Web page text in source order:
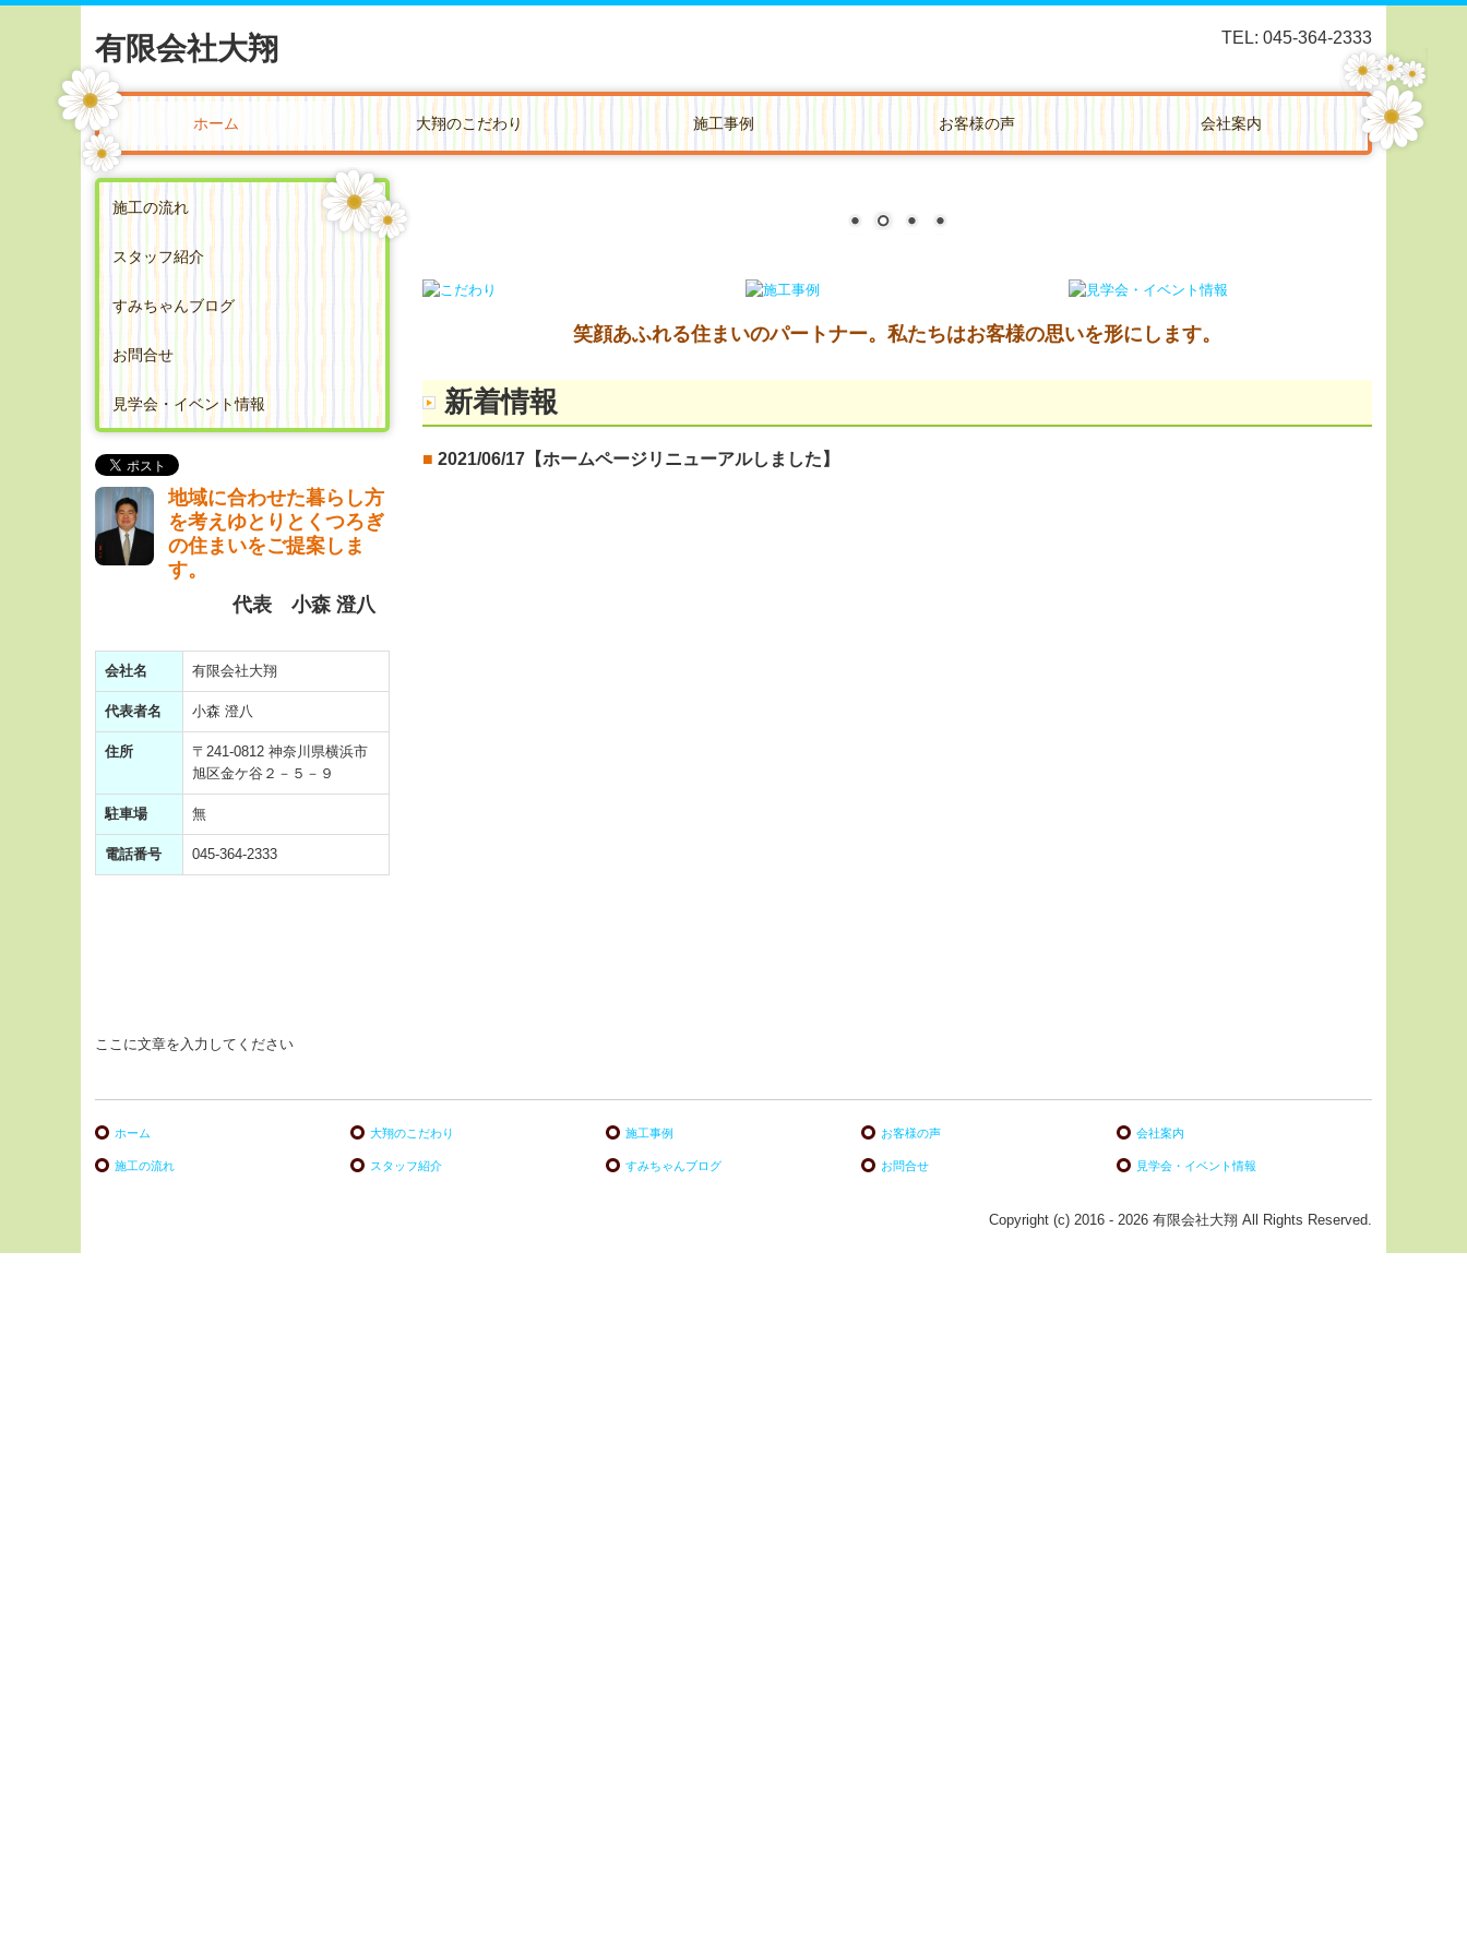
有限会社大翔 TEL: 045-364-2333
ホーム 大翔のこだわり 施工事例 お客様の声 会社案内
施工の流れ
スタッフ紹介
すみちゃんブログ
お問合せ
見学会・イベント情報
地域に合わせた暮らし方
を考えゆとりとくつろぎ
の住まいをご提案しま
す。
代表 小森 澄八
会社名 有限会社大翔
代表者名 小森 澄八
住所
〒241-0812 神奈川県横浜市
旭区金ケ谷２－５－９
駐車場 無
電話番号 045-364-2333
ここに文章を入力してください
毎日の食事が楽しくなるキッチン
笑顔あふれる住まいのパートナー。 私たちはお客様の思いを形にします。
新着情報
■ 2021/06/17【ホームページリニューアルしました】
ホーム 大翔のこだわり 施工事例 お客様の声 会社案内
施工の流れ スタッフ紹介 すみちゃんブログ お問合せ 見学会・イベント情報
Copyright (c) 2016 - 2026 有限会社大翔 All Rights Reserved.